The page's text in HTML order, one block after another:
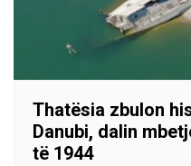
Thatësia zbulon
Danubi, dalin
të 1944